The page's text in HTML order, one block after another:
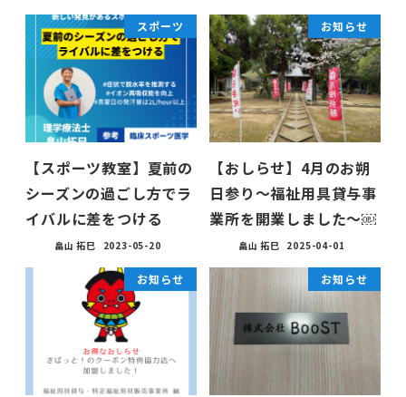
スポーツ
【スポーツ教室】夏前の
シーズンの過ごし方でラ
イバルに差をつける
畠山 拓巳 2023-05-20
お知らせ
【おしらせ】4月のお朔
日参り〜福祉用具貸与事
業所を開業しました〜￼
畠山 拓巳 2025-04-01
お知らせ お知らせ